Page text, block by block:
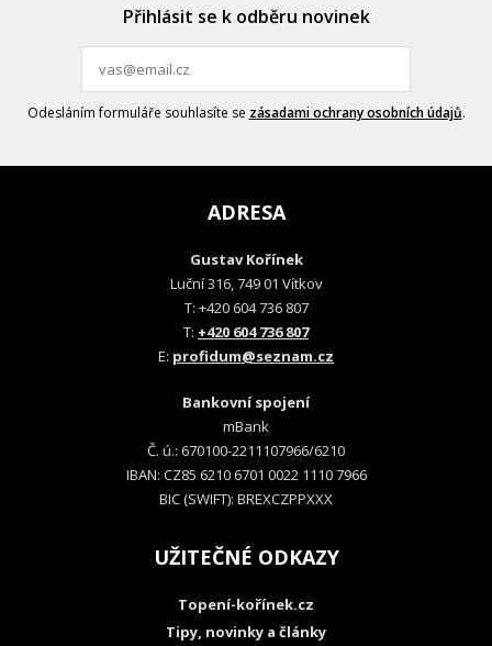
Přihlásit se k odběru novinek
Odesláním formuláře souhlasíte se zásadami ochrany osobních údajů.
ADRESA
Gustav Kořínek
Luční 316, 749 01 Vítkov
T: +420 604 736 807
T: +420 604 736 807
E: profidum@seznam.cz
Bankovní spojení
mBank
Č. ú.: 670100-2211107966/6210
IBAN: CZ85 6210 6701 0022 1110 7966
BIC (SWIFT): BREXCZPPXXX
UŽITEČNÉ ODKAZY
Topení-kořínek.cz
Tipy, novinky a články